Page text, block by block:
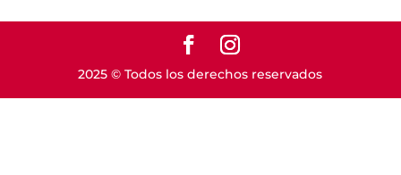
2025 © Todos los derechos reservados